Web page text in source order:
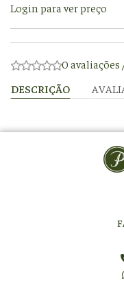
Login para ver preço
0 avaliações
DESCRIÇÃO